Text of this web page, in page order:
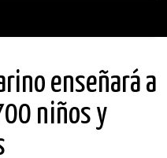
enseñará a
niños y